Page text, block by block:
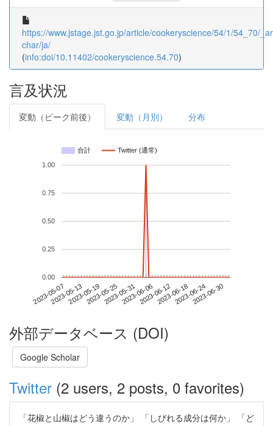
https://www.jstage.jst.go.jp/article/cookeryscience/54/1/54_70/
char/ja/
(info:doi/10.11402/cookeryscience.54.70)
言及状況
変動（ピーク前後） 変動（月別） 分布
合計 Twitter (通常)
2023-05-072023-05-132023-05-192023-05-252023-05-312023-06-062023-06-122023-06-182023-06-242023-06-30
0.00
0.25
0.50
0.75
1.00
外部データベース (DOI)
Google Scholar
Twitter (2 users, 2 posts, 0 favorites)
「花椒と山椒はどう違うのか」 「しびれる成分は何か」 「ど